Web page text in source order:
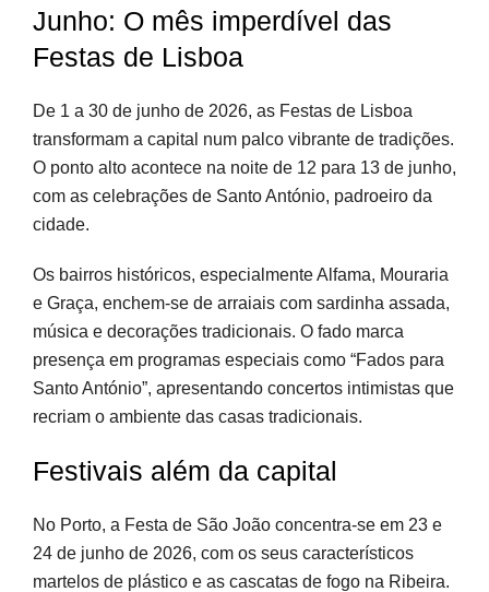
Junho: O mês imperdível das
Festas de Lisboa
De 1 a 30 de junho de 2026, as Festas de Lisboa
transformam a capital num palco vibrante de tradições.
O ponto alto acontece na noite de 12 para 13 de junho,
com as celebrações de Santo António, padroeiro da
cidade.
Os bairros históricos, especialmente Alfama, Mouraria
e Graça, enchem-se de arraiais com sardinha assada,
música e decorações tradicionais. O fado marca
presença em programas especiais como “Fados para
Santo António”, apresentando concertos intimistas que
recriam o ambiente das casas tradicionais.
Festivais além da capital
No Porto, a Festa de São João concentra-se em 23 e
24 de junho de 2026, com os seus característicos
martelos de plástico e as cascatas de fogo na Ribeira.